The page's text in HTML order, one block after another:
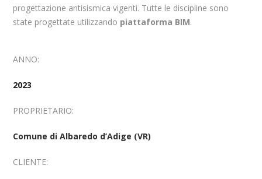
progettazione antisismica vigenti. Tutte le discipline sono
state progettate utilizzando piattaforma BIM.
ANNO:
2023
PROPRIETARIO:
Comune di Albaredo d’Adige (VR)
CLIENTE: